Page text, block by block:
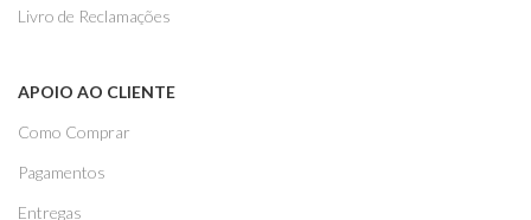
Livro de Reclamações
APOIO AO CLIENTE
Como Comprar
Pagamentos
Entregas